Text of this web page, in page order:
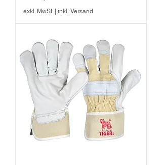
exkl. MwSt.| inkl. Versand